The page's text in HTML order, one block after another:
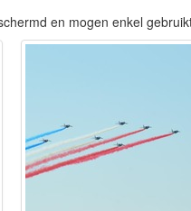
en mogen enkel